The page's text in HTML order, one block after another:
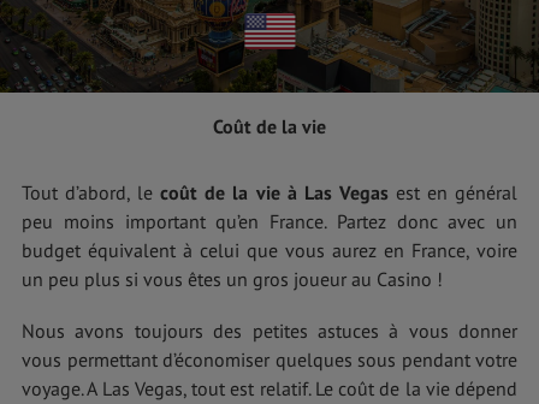
Coût de la vie
Tout d’abord, lecoût de la vie à Las Vegasest en général
peu moins important qu’en France. Partez donc avec un
budget équivalent à celui que vous aurez en France, voire
un peu plus si vous êtes un gros joueur au Casino !
Nous avons toujours des petites astuces à vous donner
vous permettant d’économiser quelques sous pendant votre
voyage. A Las Vegas, tout est relatif. Le coût de la vie dépend